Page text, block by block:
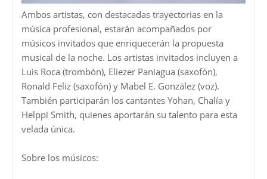
Ambos artistas, con destacadas trayectorias en la
música profesional, estarán acompañados por
músicos invitados que enriquecerán la propuesta
musical de la noche. Los artistas invitados incluyen a
Luis Roca (trombón), Eliezer Paniagua (saxofón),
Ronald Feliz (saxofón) y Mabel E. González (voz).
También participarán los cantantes Yohan, Chalía y
Helppi Smith, quienes aportarán su talento para esta
velada única.
Sobre los músicos: